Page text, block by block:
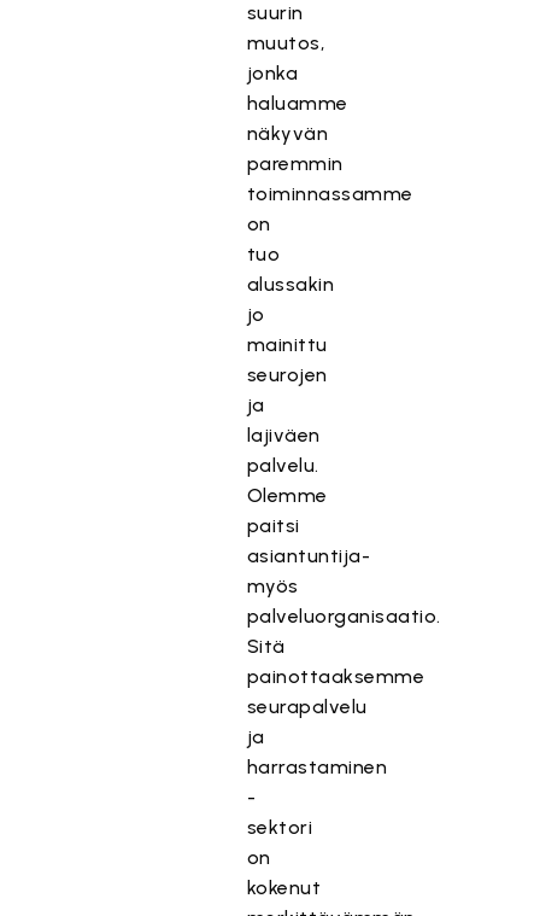
suurin
muutos,
jonka
haluamme
näkyvän
paremmin
toiminnassamme
on
tuo
alussakin
jo
mainittu
seurojen
ja
lajiväen
palvelu.
Olemme
paitsi
asiantuntija-
myös
palveluorganisaatio.
Sitä
painottaaksemme
seurapalvelu
ja
harrastaminen
-
sektori
on
kokenut